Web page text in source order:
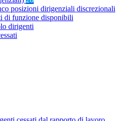
posizioni dirigenziali discrezionali
di funzione disponibili
dirigenti